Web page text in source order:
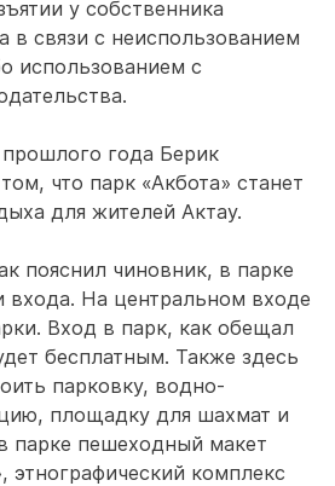
у собственника
в связи с неиспользованием
использованием с
года Берик
что парк «Акбота» станет
для жителей Актау.
пояснил чиновник, в парке
входа. На центральном входе
Вход в парк, как обещал
бесплатным. Также здесь
парковку, водно-
площадку для шахмат и
пешеходный макет
комплекс